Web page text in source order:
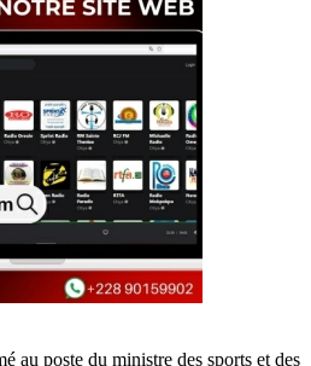
au poste du ministre des sports et des